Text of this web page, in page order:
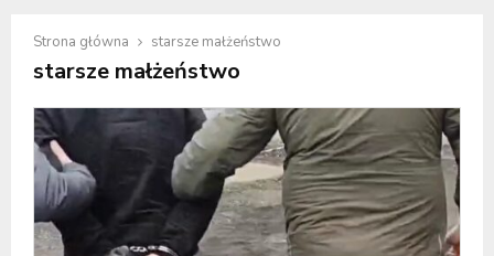
Strona główna starsze małżeństwo
starsze małżeństwo